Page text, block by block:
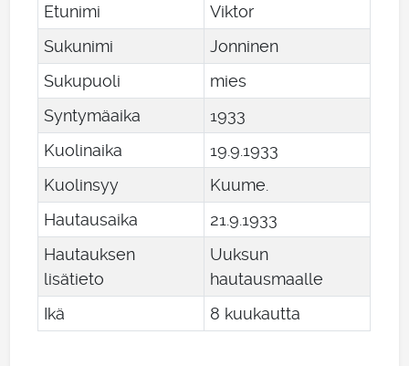
Etunimi
Viktor
Sukunimi
Jonninen
Sukupuoli
mies
Syntymäaika
1933
Kuolinaika
1991933
Kuolinsyy
Kuume.
Hautausaika
21 91933
Hautauksen
lisätieto
Uuksun
hautausmaalle
Ikä
8 kuukautta